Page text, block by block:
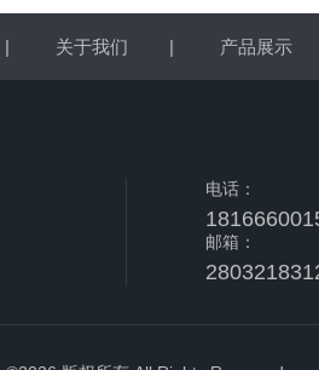
| 关于我们 | 产品展示
电话：
邮箱：